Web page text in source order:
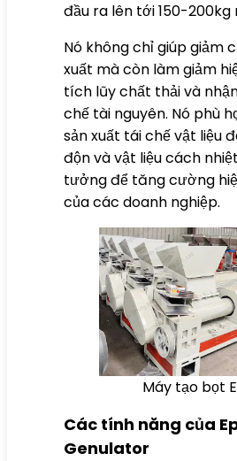
đầu ra lên tới 150-200kg
Nó không chỉ giúp giảm
xuất mà còn làm giảm
tích lũy chất thải và
chế tài nguyên. Nó phù
sản xuất tái chế vật liệu
độn và vật liệu cách
tưởng để tăng cường
của các doanh nghiệp.
Máy tạo bọt
Các tính năng của
Genulator